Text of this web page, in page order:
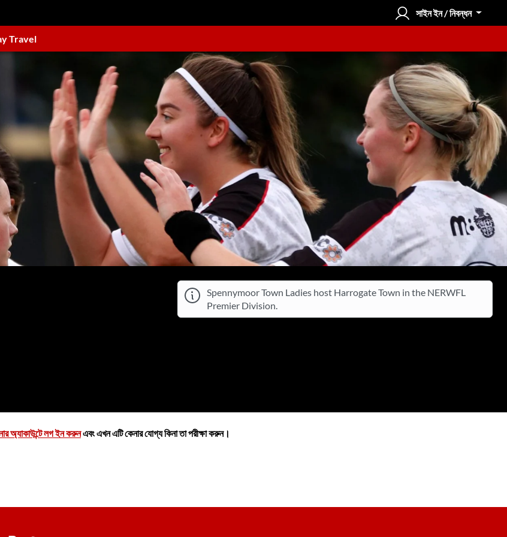
সাইন ইন / নিবন্ধন
Travel
Spennymoor Town Ladies host Harrogate Town in the NERWFL
Premier Division.
অ্যাকাউন্টে লগ ইন করুনএবং এখন এটি কেনার যোগ্য কিনা তা পরীক্ষা করুন।